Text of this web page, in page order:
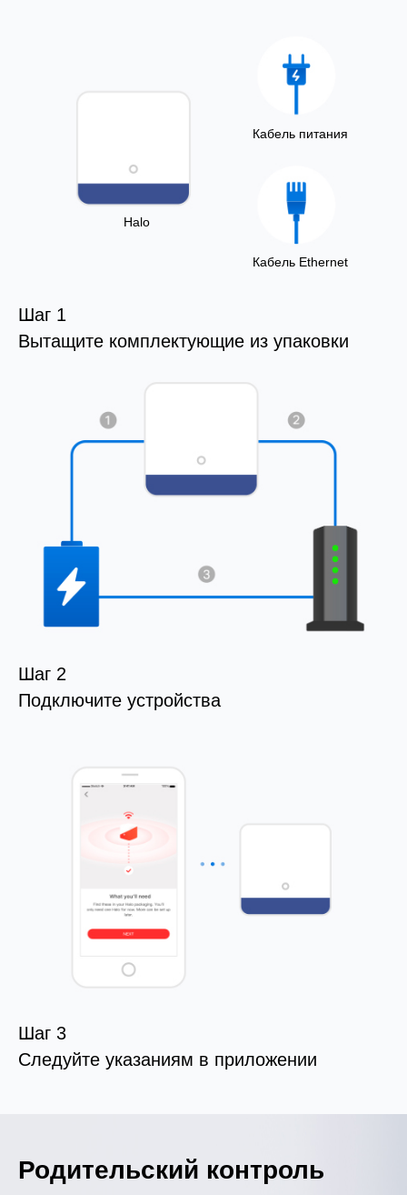
Halo
Кабель питания
Кабель Ethernet
Шаг 1
Вытащите комплектующие из упаковки
Шаг 2
Подключите устройства
Шаг 3
Следуйте указаниям в приложении
Родительский контроль